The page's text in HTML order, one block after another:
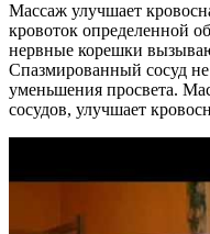
Массаж улучшает
кровоток определенной
нервные корешки
Спазмированный сосуд не
уменьшения просвета.
сосудов, улучшает